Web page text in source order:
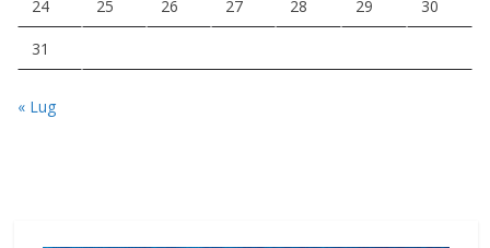
24 25 26 27 28 29 30
31
« Lug